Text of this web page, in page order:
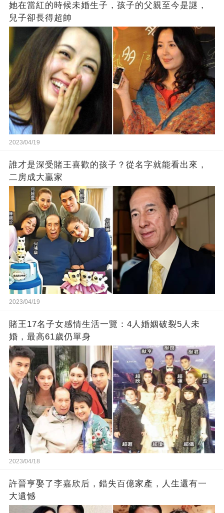
她在當紅的時候未婚生子，孩子的父親至今是謎，
兒子卻長得超帥
2023/04/19
誰才是深受賭王喜歡的孩子？從名字就能看出來，
二房成大贏家
2023/04/19
賭王17名子女感情生活一覽：4人婚姻破裂5人未
婚，最高61歲仍單身
2023/04/18
許晉亨娶了李嘉欣后，錯失百億家產，人生還有一
大遺憾